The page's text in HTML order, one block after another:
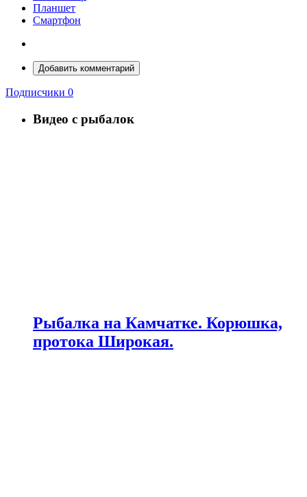
Планшет
Смартфон
Добавить комментарий
Подписчики 0
Видео с рыбалок
Рыбалка на Камчатке. Корюшка,
протока Широкая.